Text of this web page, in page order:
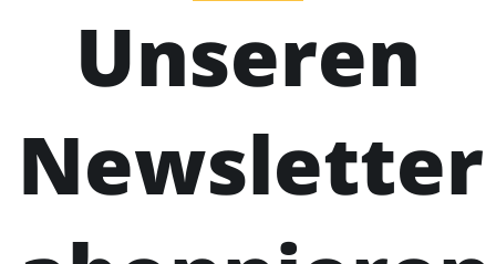
Unseren
Newsletter